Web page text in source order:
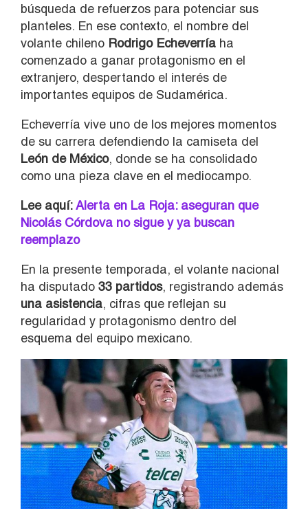
búsqueda de refuerzos para potenciar sus
planteles. En ese contexto, el nombre del
volante chileno Rodrigo Echeverría ha
comenzado a ganar protagonismo en el
extranjero, despertando el interés de
importantes equipos de Sudamérica.
Echeverría vive uno de los mejores momentos
de su carrera defendiendo la camiseta del
León de México, donde se ha consolidado
como una pieza clave en el mediocampo.
Lee aquí:Alerta en La Roja: aseguran que
Nicolás Córdova no sigue y ya buscan
reemplazo
En la presente temporada, el volante nacional
ha disputado 33 partidos, registrando además
una asistencia, cifras que reflejan su
regularidad y protagonismo dentro del
esquema del equipo mexicano.